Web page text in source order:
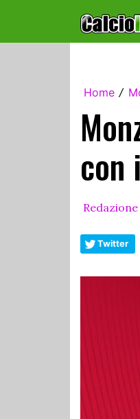
Home /
con
Redazione
Twitter